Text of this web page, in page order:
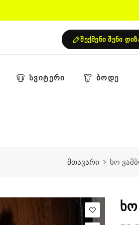
შექმენი შენი
სვიტერი ბოდე
მთავარი ხო